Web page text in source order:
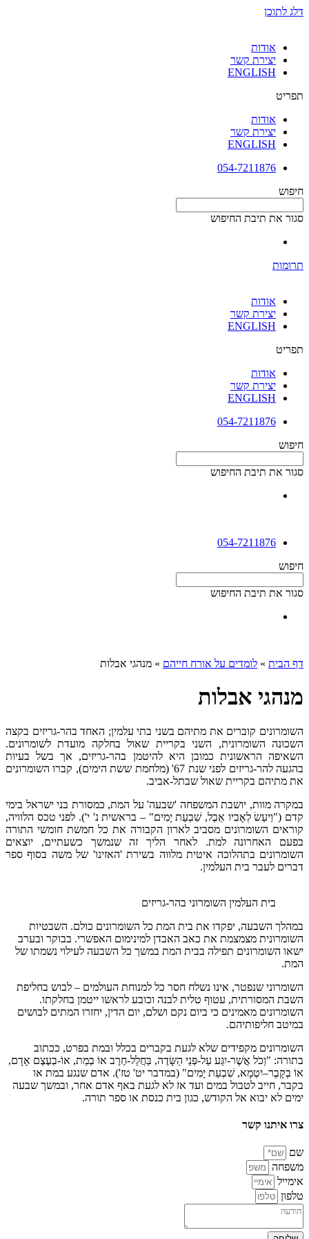
דלג לתוכן
אודות
יצירת קשר
ENGLISH
תפריט
אודות
יצירת קשר
ENGLISH
054-7211876
חיפוש
סגור את תיבת החיפוש
תרומות
אודות
יצירת קשר
ENGLISH
תפריט
אודות
יצירת קשר
ENGLISH
054-7211876
חיפוש
סגור את תיבת החיפוש
054-7211876
חיפוש
סגור את תיבת החיפוש
דף הבית » לומדים על אורח חייהם » מנהגי אבלות
מנהגי אבלות
השומרונים קוברים את מתיהם בשני בתי עלמין; האחד בהר-גריזים בקצה
השכונה השומרונית, השני בקריית שאול בחלקה מועדת לשומרונים.
השאיפה הראשונית כמובן היא להיטמן בהר-גריזים, אך בשל בעיות
בהגעה להר-גריזים לפני שנת 67' (מלחמת ששת הימים), קברו השומרונים
את מתיהם בקריית שאול שבתל-אביב.
במקרה מוות, יושבת המשפחה 'שבעה' על המת, כמסורת בני ישראל בימי
קדם ("וַיעַשׂ לְאָבִיו אֵבֶל, שִׁבְעַת יָמִים" – בראשית נ' י'). לפני טכס הלוויה,
קוראים השומרונים מסביב לארון הקבורה את כל חמשת חומשי התורה
בפעם האחרונה למת. לאחר הליך זה שנמשך כשעתיים, יוצאים
השומרונים בתהלוכה איטית מלווה בשירת 'האזינו' של משה בסוף ספר
דברים לעבר בית העלמין.
בית העלמין השומרוני בהר-גריזים
במהלך השבעה, יפקדו את בית המת כל השומרונים כולם. השבטיות
השומרונית מצמצמת את כאב האבדן למינימום האפשרי. בבוקר ובערב
ישאו השומרונים תפילה בבית המת במשך כל השבעה לעילוי נשמתו של
המת.
השומרוני שנפטר, אינו נשלח חסר כל למנוחת העולמים – לבוש בחליפת
השבת המסורתית, עטוף טלית לבנה וכובע לראשו ייטמן בחלקתו.
השומרונים מאמינים כי ביום נקם ושלם, יום הדין, יחזרו המתים לבושים
במיטב חליפותיהם.
השומרונים מקפידים שלא לגעת בקברים בכלל ובמת בפרט, ככתוב
בתורה: "וְכֹל אֲשֶׁר-יִגַּע עַל-פְּנֵי הַשָּׂדֶה, בַּחֲלַל-חֶרֶב אוֹ בְמֵת, אוֹ-בְעֶצֶם אָדָם,
אוֹ בְקָבֶר–יִטְמָא, שִׁבְעַת יָמִים" (במדבר יט' טז'). אדם שנגע במת או
בקבר, חייב לטבול במים ועד אז לא לגעת באף אדם אחר, ובמשך שבעה
ימים לא יבוא אל הקודש, כגון בית כנסת או ספר תורה.
צרו איתנו קשר
שם
משפחה
אימייל
טלפון